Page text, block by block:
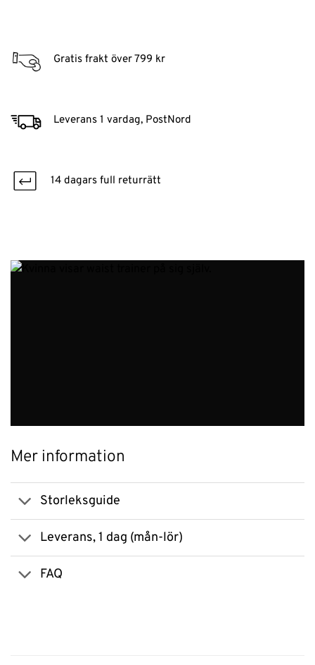
Gratis frakt över 799 kr
Leverans 1 vardag, PostNord
14 dagars full returrätt
Mer information
Storleksguide
Leverans, 1 dag (mån-lör)
FAQ